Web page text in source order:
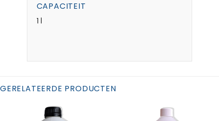
CAPACITEIT
1 l
GERELATEERDE PRODUCTEN